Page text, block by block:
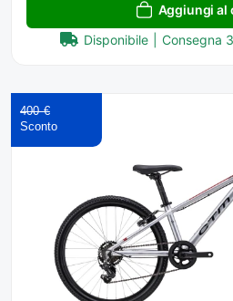
Aggiungi al
Disponibile | Consegna
400 €